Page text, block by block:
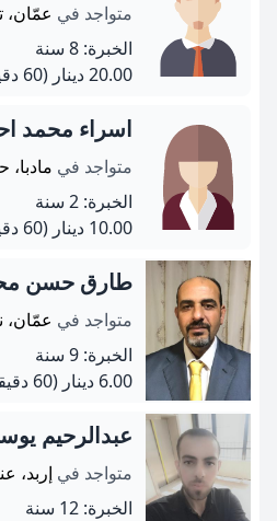
متواجد في عمّان،
الخبرة: 8 سنة
20.00 دينار
(60 دقيقة)
اسراء محمد
متواجد في مادبا،
الخبرة: 2 سنة
10.00 دينار
(60 دقيقة)
طارق حسن
متواجد في عمّان،
الخبرة: 9 سنة
6.00 دينار
(60 دقيقة)
عبدالرحيم
متواجد في إربد،
الخبرة: 12 سنة